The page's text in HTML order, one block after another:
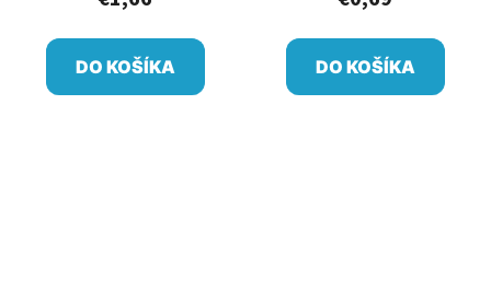
DO KOŠÍKA DO KOŠÍKA